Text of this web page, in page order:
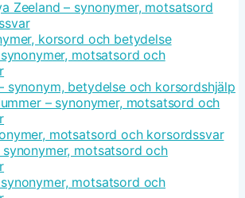
Zeeland – synonymer, motsatsord
korsord och betydelse
motsatsord och
synonym, betydelse och korsordshjälp
– synonymer, motsatsord och
motsatsord och korsordssvar
synonymer, motsatsord och
motsatsord och